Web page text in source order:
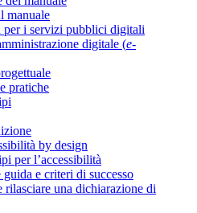
manuale
per i servizi pubblici digitali
digitale (e-
pratiche
by design
per l’accessibilità
e criteri di successo
rilasciare una dichiarazione di